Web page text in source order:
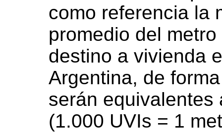
como referencia la
promedio del
destino a vivienda
Argentina, de
serán equivalentes
(1.000 UVIs = 1